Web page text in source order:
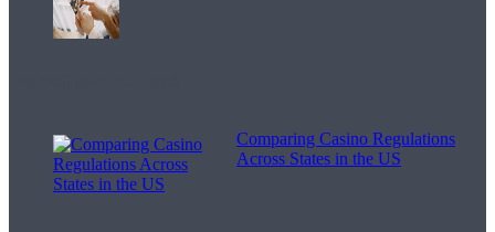
Comparing Casino Regulations
Across States in the US